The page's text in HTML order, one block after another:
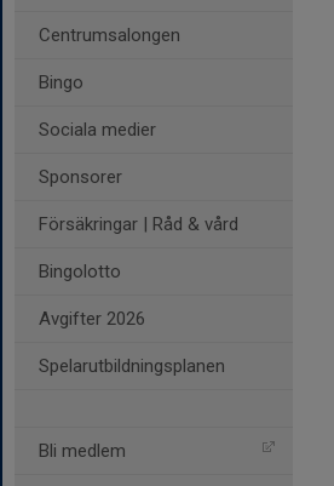
Centrumsalongen
Bingo
Sociala medier
Sponsorer
Försäkringar | Råd & vård
Bingolotto
Avgifter 2026
Spelarutbildningsplanen
Bli medlem